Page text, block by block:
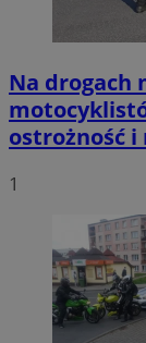
Na drogach
ostrożność i
1